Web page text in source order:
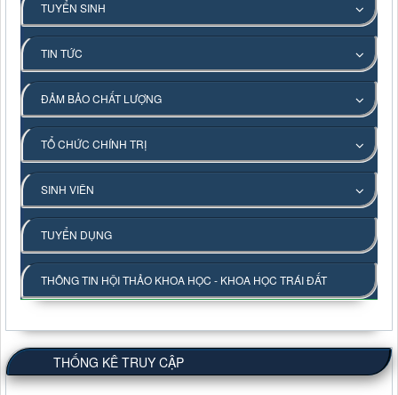
TUYỂN SINH
TIN TỨC
ĐẢM BẢO CHẤT LƯỢNG
TỔ CHỨC CHÍNH TRỊ
SINH VIÊN
TUYỂN DỤNG
THÔNG TIN HỘI THẢO KHOA HỌC - KHOA HỌC TRÁI ĐẤT
THỐNG KÊ TRUY CẬP